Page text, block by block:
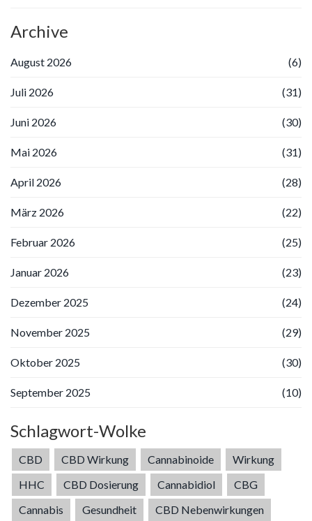
Archive
August 2026 (6)
Juli 2026 (31)
Juni 2026 (30)
Mai 2026 (31)
April 2026 (28)
März 2026 (22)
Februar 2026 (25)
Januar 2026 (23)
Dezember 2025 (24)
November 2025 (29)
Oktober 2025 (30)
September 2025 (10)
Schlagwort-Wolke
CBD CBD Wirkung Cannabinoide
Wirkung
HHC
CBD Dosierung Cannabidiol
CBG
Cannabis
Gesundheit CBD Nebenwirkungen